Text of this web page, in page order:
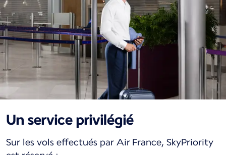
Un service privilégié
Sur les vols effectués par Air France, SkyPriority